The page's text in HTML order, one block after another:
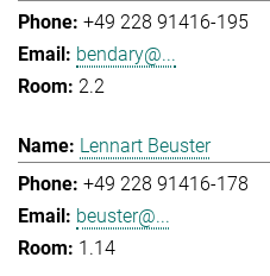
+49 228 91416-195
bendary@...
2.2
Lennart Beuster
+49 228 91416-178
beuster@...
1.14